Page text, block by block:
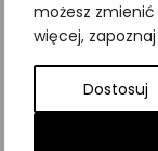
możesz
więcej,
Dostosuj
Podobne